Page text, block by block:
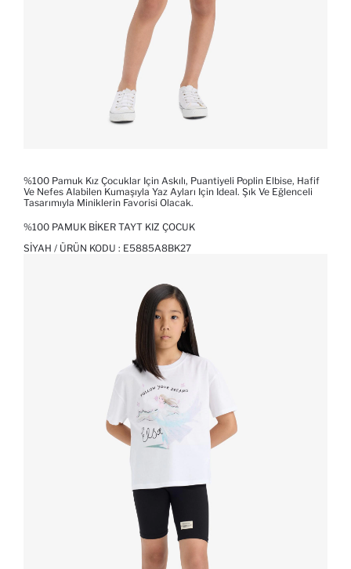
%100 Pamuk Kız Çocuklar Için Askılı, Puantiyeli Poplin Elbise, Hafif
Ve Nefes Alabilen Kumaşıyla Yaz Ayları Için Ideal. Şık Ve Eğlenceli
Tasarımıyla Miniklerin Favorisi Olacak.
%100 PAMUK BIKER TAYT KIZ ÇOCUK
SIYAH / ÜRÜN KODU : E5885A8BK27